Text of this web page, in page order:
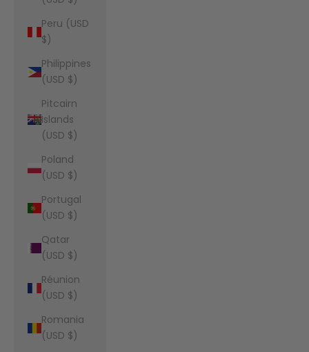
Peru (USD
$)
Philippines
(USD $)
Pitcairn
Islands
(USD $)
Poland
(USD $)
Portugal
(USD $)
Qatar
(USD $)
Réunion
(USD $)
Romania
(USD $)